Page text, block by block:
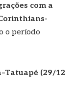
com a
o período
(29/12